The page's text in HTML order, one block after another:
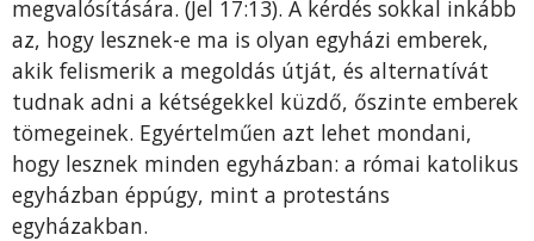
megvalósítására. (Jel 17:13). A kérdés sokkal inkább
az, hogy lesznek-e ma is olyan egyházi emberek,
akik felismerik a megoldás útját, és alternatívát
tudnak adni a kétségekkel küzdő, őszinte emberek
tömegeinek. Egyértelműen azt lehet mondani,
hogy lesznek minden egyházban: a római katolikus
egyházban éppúgy, mint a protestáns
egyházakban.